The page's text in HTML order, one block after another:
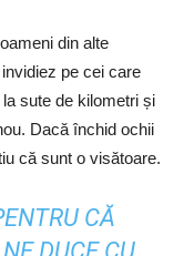
din alte
pe cei care
sute de kilometri și
Dacă închid ochii
că sunt o visătoare.
CĂ